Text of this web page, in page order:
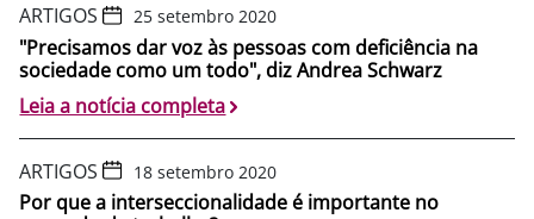
ARTIGOS 25 setembro 2020
"Precisamos dar voz às pessoas com deficiência na
sociedade como um todo", diz Andrea Schwarz
Leia a notícia completa
ARTIGOS 18 setembro 2020
Por que a interseccionalidade é importante no